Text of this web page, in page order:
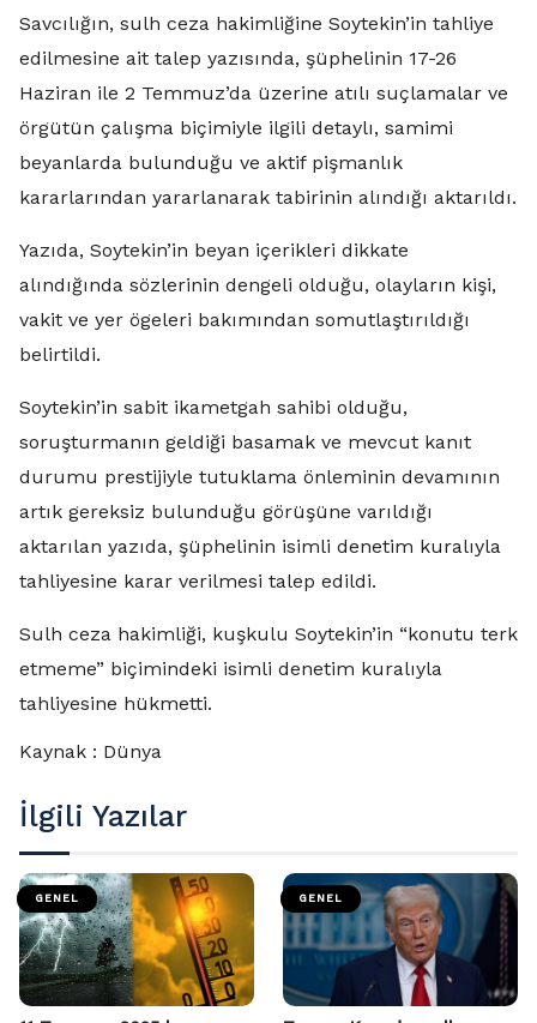
Savcılığın, sulh ceza hakimliğine Soytekin’in tahliye
edilmesine ait talep yazısında, şüphelinin 17-26
Haziran ile 2 Temmuz’da üzerine atılı suçlamalar ve
örgütün çalışma biçimiyle ilgili detaylı, samimi
beyanlarda bulunduğu ve aktif pişmanlık
kararlarından yararlanarak tabirinin alındığı aktarıldı.
Yazıda, Soytekin’in beyan içerikleri dikkate
alındığında sözlerinin dengeli olduğu, olayların kişi,
vakit ve yer ögeleri bakımından somutlaştırıldığı
belirtildi.
Soytekin’in sabit ikametgah sahibi olduğu,
soruşturmanın geldiği basamak ve mevcut kanıt
durumu prestijiyle tutuklama önleminin devamının
artık gereksiz bulunduğu görüşüne varıldığı
aktarılan yazıda, şüphelinin isimli denetim kuralıyla
tahliyesine karar verilmesi talep edildi.
Sulh ceza hakimliği, kuşkulu Soytekin’in “konutu terk
etmeme” biçimindeki isimli denetim kuralıyla
tahliyesine hükmetti.
Kaynak : Dünya
İlgili Yazılar
GENEL GENEL